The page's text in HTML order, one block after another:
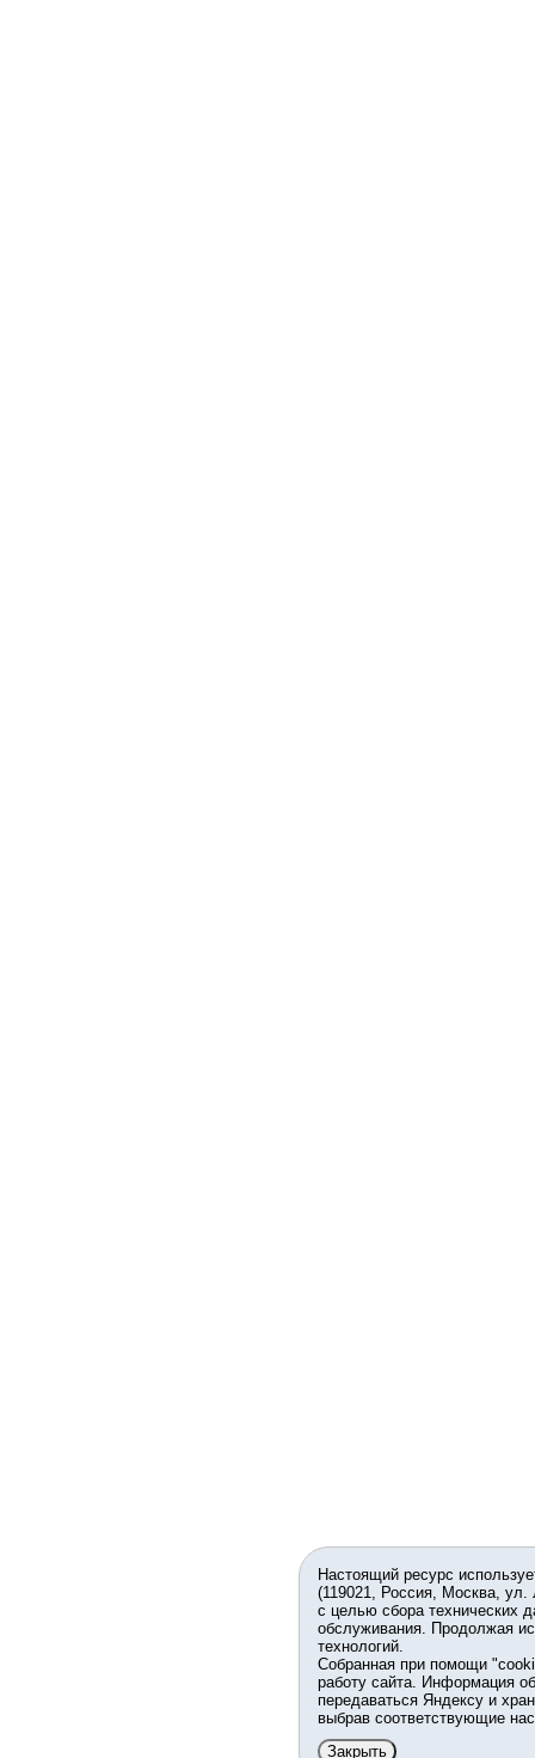
Настоящий ресурс
(119021, Россия, Москва,
с целью сбора технических
обслуживания. Продолжая
технологий.
Собранная при помощи
работу сайта. Информация
передаваться Яндексу и
выбрав соответствующие
Закрыть